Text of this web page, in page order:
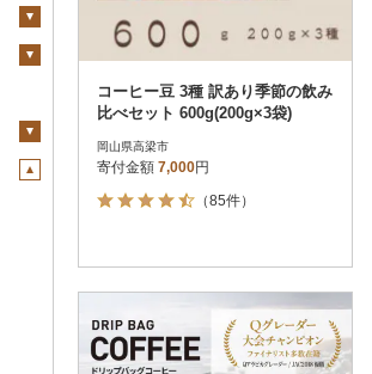
コーヒー豆 3種 訳あり季節の飲み
比べセット 600g(200g×3袋)
岡山県高梁市
寄付金額 7,000円
（85件）